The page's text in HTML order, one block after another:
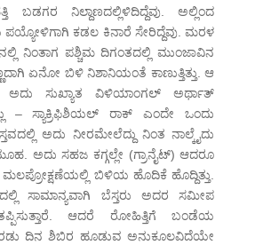
ಬಡಗರ ನಿಲ್ದಾಣದಲ್ಲಿಳಿದಿದ್ದೆವು. ಅಲ್ಲಿಂದ
ಕಡಲ ಕಿನಾರೆ ಸೇರಿದ್ದೆವು. ಮರಳ
ನಿಂತಾಗ ಪಶ್ಚಿಮ ದಿಗಂತದಲ್ಲಿ ಮುಂಜಾವಿನ
ಏನೋ ಬಿಳಿ ನಿಶಾನಿಯಂತೆ ಕಾಣುತ್ತಿತ್ತು. ಆ
ಅದು ಸುಖ್ಯಾತ ವಿಳಿಯಾಂಗಲ್ ಅರ್ಥಾತ್
– ಸ್ಯಾಕ್ರಿಫಿಶಿಯಲ್ ರಾಕ್ ಎಂದೇ ಒಂದು
ಅದು ನೀರಮೇಲೆದ್ದು ನಿಂತ ನಾಲ್ಕೈದು
ಅದು ಸಹಜ ಕಗ್ಗಲ್ಲೇ (ಗ್ರಾನೈಟ್) ಆದರೂ
ಮಲಪ್ರೋಕ್ಷಣೆಯಲ್ಲಿ ಬಿಳಿಯ ಹೊದಿಕೆ ಹೊದ್ದಿತ್ತು.
ಸಾಮಾನ್ಯವಾಗಿ ಬೆಸ್ತರು ಅದರ ಸಮೀಪ
ತಪ್ಪಿಸುತ್ತಾರೆ. ಆದರೆ ರೋಹಿತ್ತಿಗೆ ಬಂಡೆಯ
ದಿನ ಶಿಬಿರ ಹೂಡುವ ಅನುಕೂಲವಿದೆಯೇ